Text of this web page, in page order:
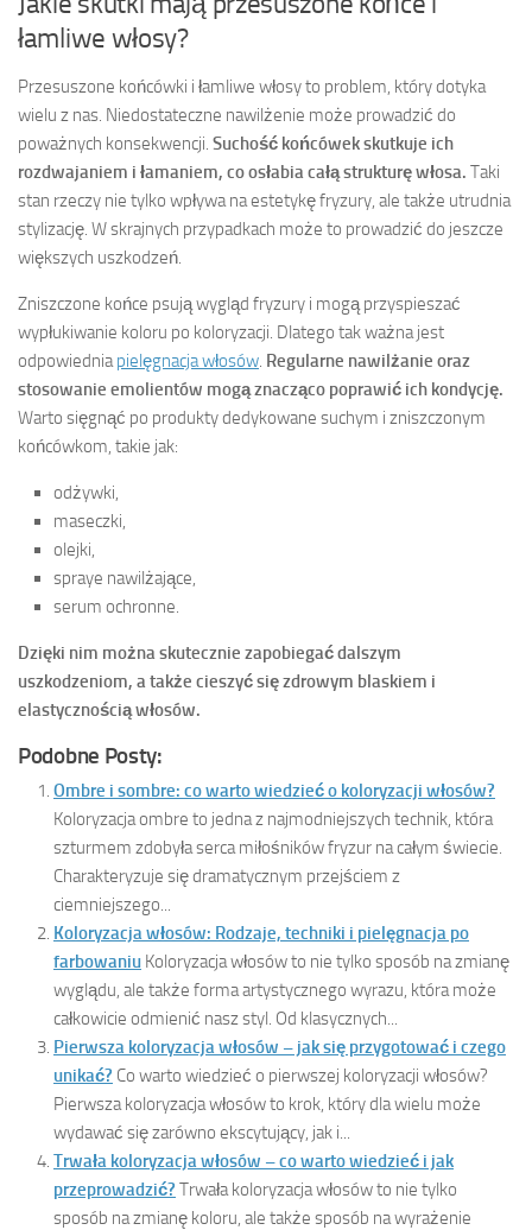
łamliwe włosy?
Przesuszone końcówki i łamliwe włosy to problem, który dotyka
wielu z nas. Niedostateczne nawilżenie może prowadzić do
poważnych konsekwencji. Suchość końcówek skutkuje ich
rozdwajaniem i łamaniem, co osłabia całą strukturę włosa. Taki
stan rzeczy nie tylko wpływa na estetykę fryzury, ale także utrudnia
stylizację. W skrajnych przypadkach może to prowadzić do jeszcze
większych uszkodzeń.
Zniszczone końce psują wygląd fryzury i mogą przyspieszać
wypłukiwanie koloru po koloryzacji. Dlatego tak ważna jest
odpowiedniapielęgnacja włosów. Regularne nawilżanie oraz
stosowanie emolientów mogą znacząco poprawić ich kondycję.
Warto sięgnąć po produkty dedykowane suchym i zniszczonym
końcówkom, takie jak:
odżywki,
maseczki,
olejki,
spraye nawilżające,
serum ochronne.
Dzięki nim można skutecznie zapobiegać dalszym
uszkodzeniom, a także cieszyć się zdrowym blaskiem i
elastycznością włosów.
Podobne Posty:
Ombre i sombre: co warto wiedzieć o koloryzacji włosów?
Koloryzacja ombre to jedna z najmodniejszych technik, która
szturmem zdobyła serca miłośników fryzur na całym świecie.
Charakteryzuje się dramatycznym przejściem z
ciemniejszego...
Koloryzacja włosów: Rodzaje, techniki i pielęgnacja po
farbowaniu Koloryzacja włosów to nie tylko sposób na zmianę
wyglądu, ale także forma artystycznego wyrazu, która może
całkowicie odmienić nasz styl. Od klasycznych...
Pierwsza koloryzacja włosów – jak się przygotować i czego
unikać? Co warto wiedzieć o pierwszej koloryzacji włosów?
Pierwsza koloryzacja włosów to krok, który dla wielu może
wydawać się zarówno ekscytujący, jak i...
Trwała koloryzacja włosów – co warto wiedzieć i jak
przeprowadzić? Trwała koloryzacja włosów to nie tylko
sposób na zmianę koloru, ale także sposób na wyrażenie